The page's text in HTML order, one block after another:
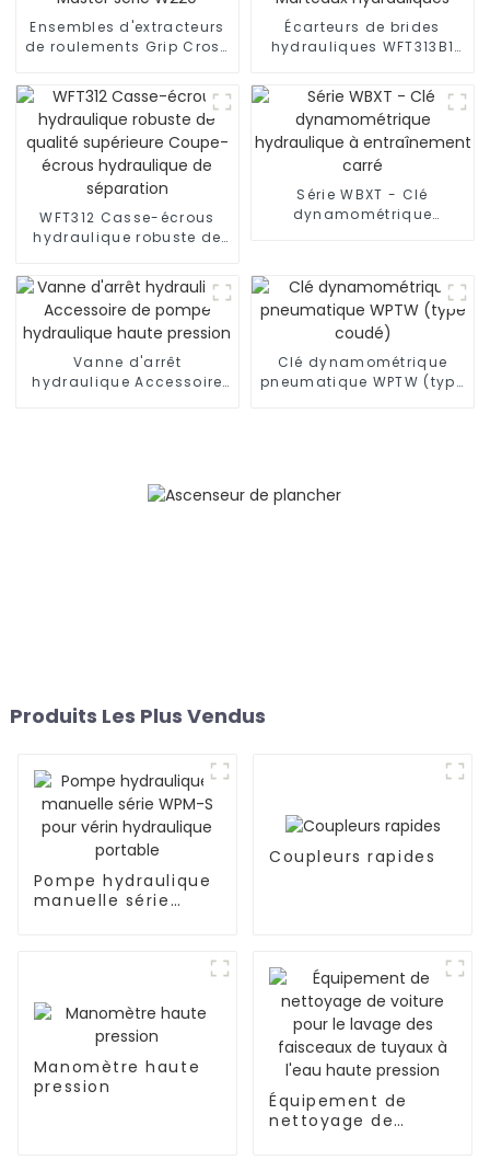
Ensembles d'extracteurs
de roulements Grip Cross
Écarteurs de brides
hydrauliques WFT313B1
WFT312 Casse-écrous
hydraulique robuste de
Coupe-écrous
hydraulique de
séparation
Série WBXT - Clé
dynamométrique
Vanne d'arrêt
hydraulique Accessoire
Clé dynamométrique
pneumatique WPTW (type
Produits Les Plus Vendus
Pompe hydraulique
manuelle série
Coupleurs rapides
Manomètre haute
pression
Équipement de
nettoyage de